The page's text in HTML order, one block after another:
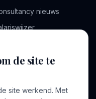
nieuws
aanmaken
de site te
site werkend. Met